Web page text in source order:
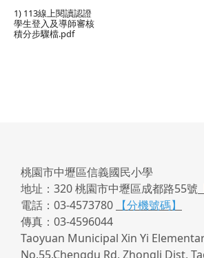
1) 113線上閱讀認證
學生登入及導師審核
積分步驟檔.pdf
桃園市中壢區信義國民小學
地址：320 桃園市中壢區成都路55號
電話：03-4573780
【分機號碼】
傳真：03-4596044
Taoyuan Municipal Xin Yi
No.55,Chengdu Rd, Zhongli Dist,